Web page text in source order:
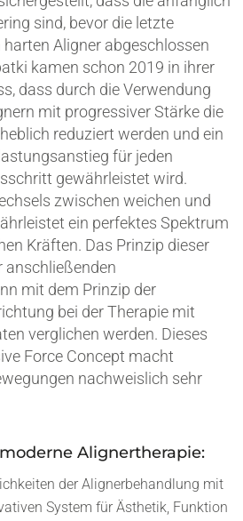
sind, bevor die letzte
harten Aligner abgeschlossen
kamen schon 2019 in ihrer
dass durch die Verwendung
mit progressiver Stärke die
reduziert werden und ein
für jeden
gewährleistet wird.
zwischen weichen und
ein perfektes Spektrum
Kräften. Das Prinzip dieser
anschließenden
mit dem Prinzip der
bei der Therapie mit
verglichen werden. Dieses
Force Concept macht
nachweislich sehr
Alignertherapie:
der Alignerbehandlung mit
System für Ästhetik, Funktion